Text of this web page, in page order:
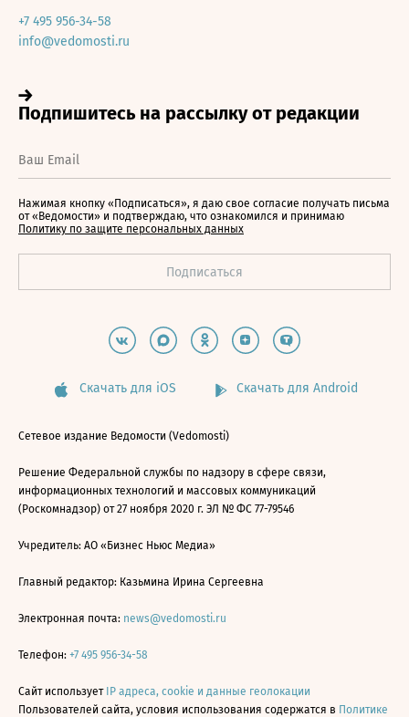
+7 495 956-34-58
info@vedomosti.ru
Нажимая кнопку «Подписаться», я даю свое согласие получать письма
от «Ведомости» и подтверждаю, что ознакомился и принимаю
Политику по защите персональных данных
Скачать для iOS Скачать для Android
Сетевое издание Ведомости (Vedomosti)
Решение Федеральной службы по надзору в сфере связи,
информационных технологий и массовых коммуникаций
(Роскомнадзор) от 27 ноября 2020 г. ЭЛ № ФС 77-79546
Учредитель: АО «Бизнес Ньюс Медиа»
Главный редактор: Казьмина Ирина Сергеевна
Электронная почта: news@vedomosti.ru
Телефон: +7 495 956-34-58
Сайт использует IP адреса, cookie и данные геолокации
Пользователей сайта, условия использования содержатся в Политике